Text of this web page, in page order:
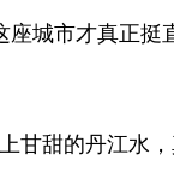
市才真正挺
甜的丹江水